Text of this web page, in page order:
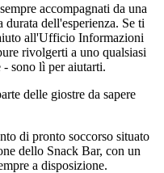
accompagnati da una
durata dell'esperienza. Se ti
all'Ufficio Informazioni
rivolgerti a uno qualsiasi
- sono lì per aiutarti.
delle giostre da sapere
di pronto soccorso situato
dello Snack Bar, con un
a disposizione.